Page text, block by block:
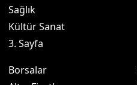
Sağlık
Kültür Sanat
3. Sayfa
Borsalar